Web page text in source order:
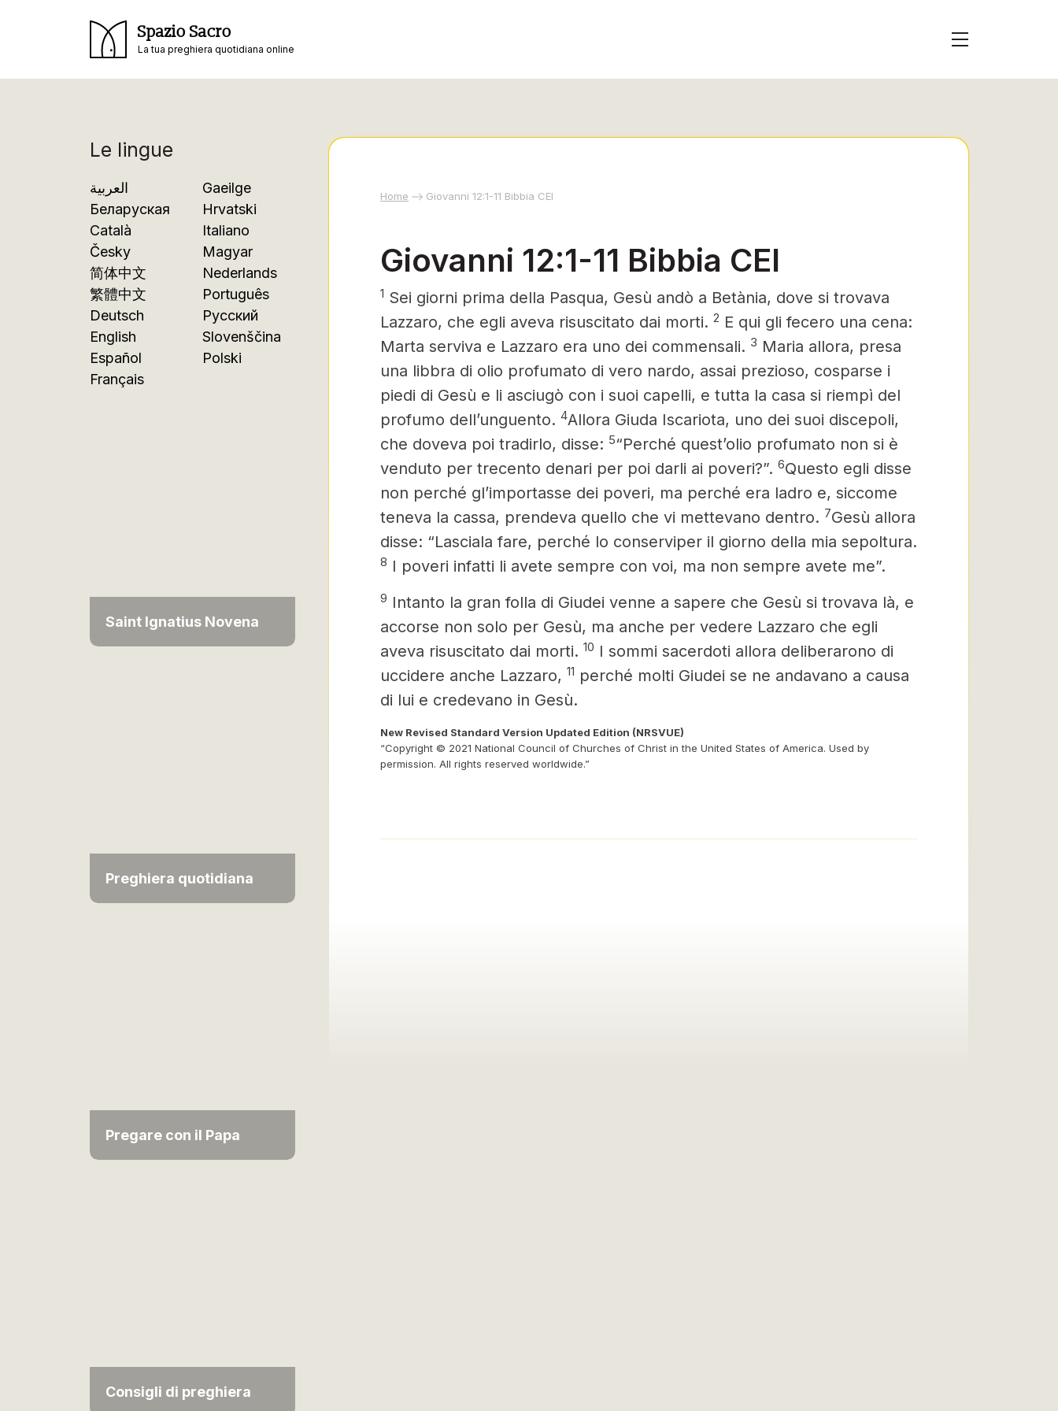
Spazio Sacro
La tua preghiera quotidiana online
Le lingue
العربية
Беларуская
Català
Česky
简体中文
繁體中文
Deutsch
English
Español
Français
Gaeilge
Hrvatski
Italiano
Magyar
Nederlands
Português
Русский
Slovenščina
Polski
Saint Ignatius Novena
Preghiera quotidiana
Pregare con il Papa
Consigli di preghiera
Home Giovanni 12:1-11 Bibbia CEI
Giovanni 12:1-11 Bibbia CEI
1 Sei giorni prima della Pasqua, Gesù andò a Betània, dove si trovava
Lazzaro, che egli aveva risuscitato dai morti. 2 E qui gli fecero una cena:
Marta serviva e Lazzaro era uno dei commensali. 3 Maria allora, presa
una libbra di olio profumato di vero nardo, assai prezioso, cosparse i
piedi di Gesù e li asciugò con i suoi capelli, e tutta la casa si riempì del
profumo dell’unguento. 4Allora Giuda Iscariota, uno dei suoi discepoli,
che doveva poi tradirlo, disse: 5“Perché quest’olio profumato non si è
venduto per trecento denari per poi darli ai poveri?”. 6Questo egli disse
non perché gl’importasse dei poveri, ma perché era ladro e, siccome
teneva la cassa, prendeva quello che vi mettevano dentro. 7Gesù allora
disse: “Lasciala fare, perché lo conserviper il giorno della mia sepoltura.
8 I poveri infatti li avete sempre con voi, ma non sempre avete me”.
9 Intanto la gran folla di Giudei venne a sapere che Gesù si trovava là, e
accorse non solo per Gesù, ma anche per vedere Lazzaro che egli
aveva risuscitato dai morti. 10 I sommi sacerdoti allora deliberarono di
uccidere anche Lazzaro, 11 perché molti Giudei se ne andavano a causa
di lui e credevano in Gesù.
New Revised Standard Version Updated Edition (NRSVUE)
“Copyright © 2021 National Council of Churches of Christ in the United States of America. Used by
permission. All rights reserved worldwide.”